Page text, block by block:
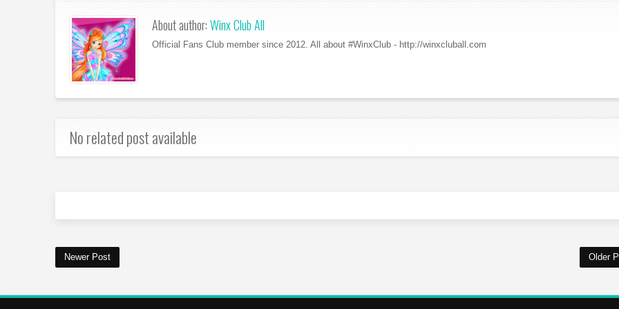
About author:Winx Club All
Official Fans Club member since 2012. All about #WinxClub - http://winxcluball.com
No related post available
Newer Post Older